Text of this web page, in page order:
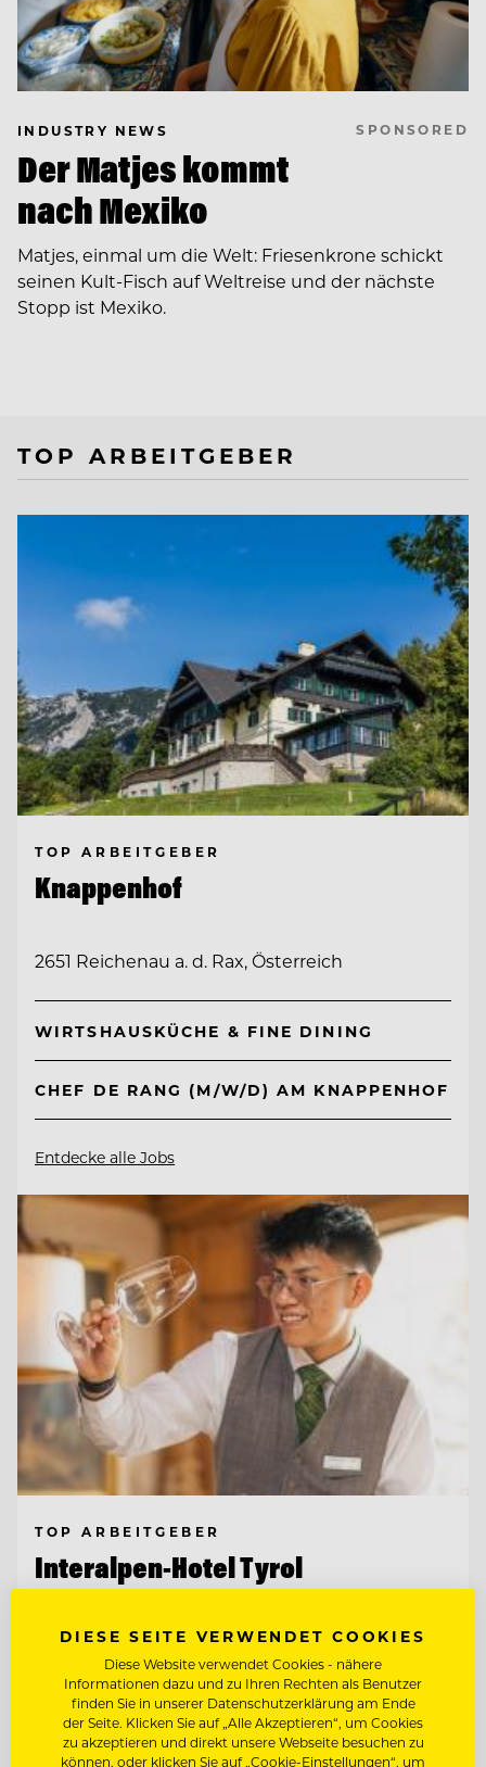
INDUSTRY NEWS SPONSORED
Der Matjes kommt
nach Mexiko
Matjes, einmal um die Welt: Friesenkrone schickt
seinen Kult-Fisch auf Weltreise und der nächste
Stopp ist Mexiko.
TOP ARBEITGEBER
TOP ARBEITGEBER
Knappenhof
2651 Reichenau a. d. Rax, Österreich
WIRTSHAUSKÜCHE & FINE DINING
CHEF DE RANG (M/W/D) AM KNAPPENHOF
Entdecke alle Jobs
TOP ARBEITGEBER
Interalpen-Hotel Tyrol
6410 Telfs, Österreich
CHEF DE PARTIE / PATISSERIE (M/W/D)
KOORDINATOR:IN FÜR KOMMUNIKATION
DIESE SEITE VERWENDET COOKIES
Diese Website verwendet Cookies - nähere
Informationen dazu und zu Ihren Rechten als Benutzer
finden Sie in unserer Datenschutzerklärung am Ende
der Seite. Klicken Sie auf „Alle Akzeptieren“, um Cookies
zu akzeptieren und direkt unsere Webseite besuchen zu
können, oder klicken Sie auf „Cookie-Einstellungen“, um